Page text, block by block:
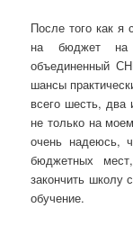
После того как
на бюджет на
объединенный
шансы
всего шесть, два
не только на
очень надеюсь,
бюджетных
закончить школу
обучение.